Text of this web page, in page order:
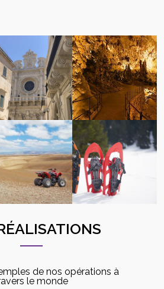
de nos opérations à
le monde